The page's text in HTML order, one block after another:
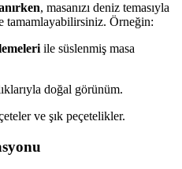
, masanızı deniz temasıyla
tamamlayabilirsiniz. Örneğin:
ile süslenmiş masa
doğal görünüm.
ve şık peçetelikler.